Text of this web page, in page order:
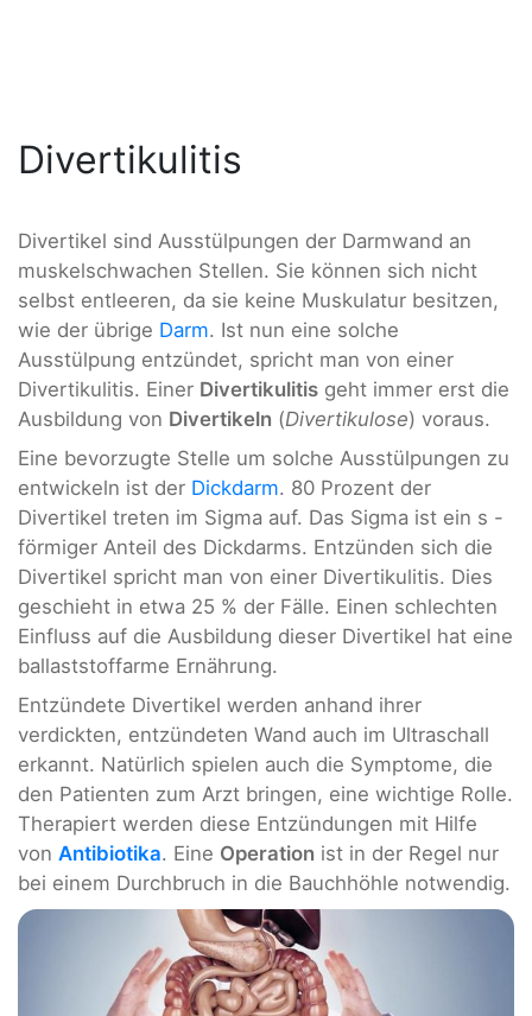
Divertikulitis
Divertikel sind Ausstülpungen der Darmwand an
muskelschwachen Stellen. Sie können sich nicht
selbst entleeren, da sie keine Muskulatur besitzen,
wie der übrige Darm. Ist nun eine solche
Ausstülpung entzündet, spricht man von einer
Divertikulitis. Einer Divertikulitis geht immer erst die
Ausbildung von Divertikeln (Divertikulose) voraus.
Eine bevorzugte Stelle um solche Ausstülpungen zu
entwickeln ist der Dickdarm. 80 Prozent der
Divertikel treten im Sigma auf. Das Sigma ist ein s -
förmiger Anteil des Dickdarms. Entzünden sich die
Divertikel spricht man von einer Divertikulitis. Dies
geschieht in etwa 25 % der Fälle. Einen schlechten
Einfluss auf die Ausbildung dieser Divertikel hat eine
ballaststoffarme Ernährung.
Entzündete Divertikel werden anhand ihrer
verdickten, entzündeten Wand auch im Ultraschall
erkannt. Natürlich spielen auch die Symptome, die
den Patienten zum Arzt bringen, eine wichtige Rolle.
Therapiert werden diese Entzündungen mit Hilfe
von Antibiotika. Eine Operation ist in der Regel nur
bei einem Durchbruch in die Bauchhöhle notwendig.